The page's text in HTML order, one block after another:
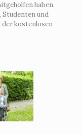
haben.
Studenten und
der kostenlosen